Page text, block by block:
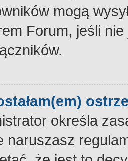
mogą
Forum, jeśli
określa
naruszasz